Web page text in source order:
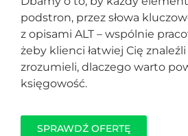
podstron, przez słowa
z opisami ALT – wspólnie
żeby klienci łatwiej Cię znaleźli
zrozumieli, dlaczego warto
księgowość.
SPRAWDŹ OFERTĘ